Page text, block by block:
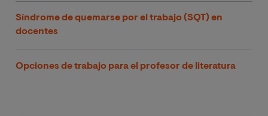
Síndrome de quemarse por el trabajo (SQT) en
docentes
Opciones de trabajo para el profesor de literatura